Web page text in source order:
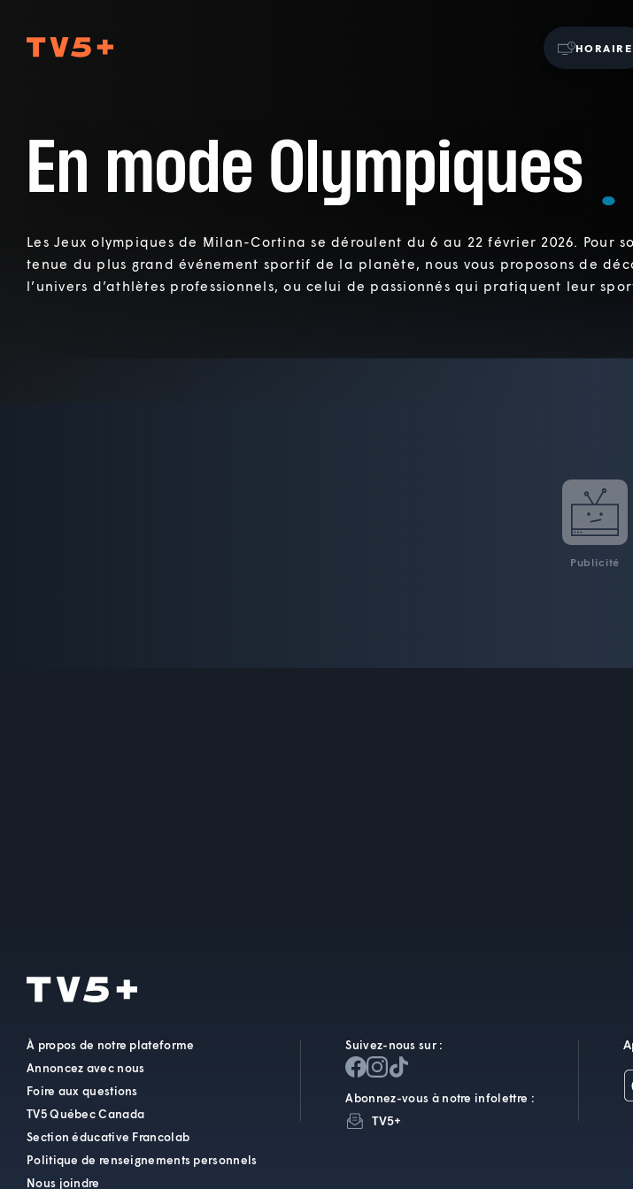
HORAIRE
En mode Olympiques
Les Jeux olympiques de Milan-Cortina se déroulent du 6 au 22 février 2026. Pour
tenue du plus grand événement sportif de la planète, nous vous proposons de
l’univers d’athlètes professionnels, ou celui de passionnés qui pratiquent leur
Publicité
À propos de notre plateforme
Annoncez avec nous
Foire aux questions
TV5 Québec Canada
Section éducative Francolab
Politique de renseignements personnels
Nous joindre
Suivez-nous sur :
Abonnez-vous à notre infolettre :
TV5+